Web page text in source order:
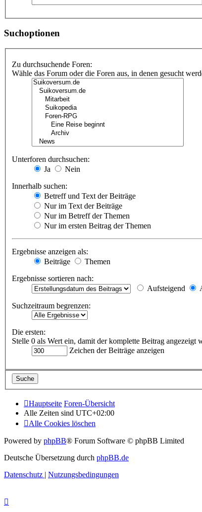
Suchoptionen
Zu durchsuchende Foren:
Wähle das Forum oder die Foren aus, in denen gesucht
Unterforen durchsuchen:
Ja
Nein
Innerhalb suchen:
Betreff und Text der Beiträge
Nur im Text der Beiträge
Nur im Betreff der Themen
Nur im ersten Beitrag der Themen
Ergebnisse anzeigen als:
Beiträge
Themen
Ergebnisse sortieren nach:
Aufsteigend
Suchzeitraum begrenzen:
Die ersten:
Stelle 0 als Wert ein, damit der komplette Beitrag angezeigt
Zeichen der Beiträge anzeigen
Hauptseite Foren-Übersicht
Alle Zeiten sind UTC+02:00
Alle Cookies löschen
Powered by phpBB® Forum Software © phpBB Limited
Deutsche Übersetzung durch phpBB.de
Datenschutz | Nutzungsbedingungen